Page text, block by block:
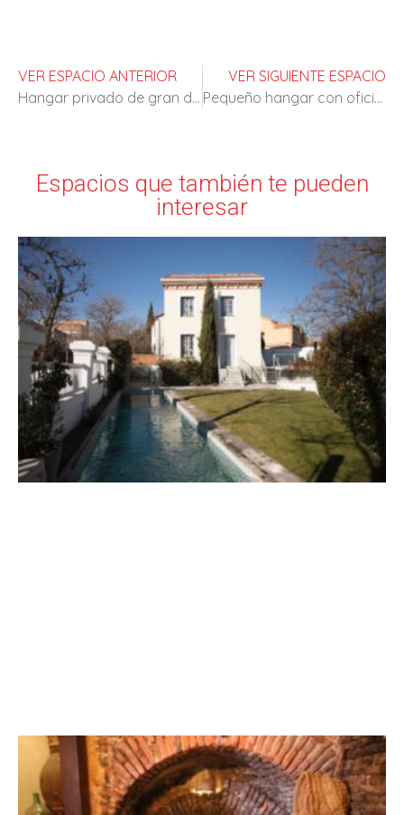
VER ESPACIO ANTERIOR
Hangar privado de gran dimensión
VER SIGUIENTE ESPACIO
Pequeño hangar con oficina
Espacios que también te pueden
interesar